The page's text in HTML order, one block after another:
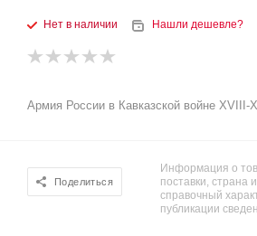
Нет в наличии Нашли дешевле?
Армия России в Кавказской войне XVIII-
Поделиться
Информация о
поставки, страна
справочный
публикации